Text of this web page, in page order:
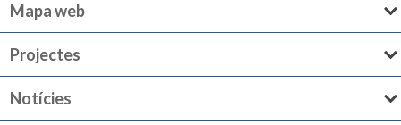
Mapa web
Projectes
Notícies